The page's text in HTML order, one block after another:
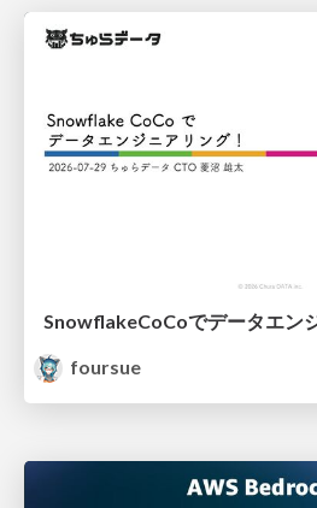
SnowflakeCoCoでデータエン
foursue